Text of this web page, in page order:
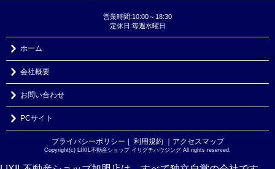
営業時間:10:00～18:30
定休日:毎週水曜日
ホーム
会社概要
お問い合わせ
PCサイト
プライバシーポリシー ｜ 利用規約 ｜アクセスマップ
Copyright(c) LIXIL不動産ショップ イリグチハウジング All rights reserved.